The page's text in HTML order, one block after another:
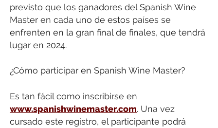
previsto que los ganadores del Spanish Wine
Master en cada uno de estos países se
enfrenten en la gran final de finales, que tendrá
lugar en 2024.
¿Cómo participar en Spanish Wine Master?
Es tan fácil como inscribirse en
www.spanishwinemaster.com. Una vez
cursado este registro, el participante podrá